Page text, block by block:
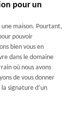
pour un
maison. Pourtant,
pouvoir
bien vous en
dans le domaine
où nous avons
de vous donner
signature d’un